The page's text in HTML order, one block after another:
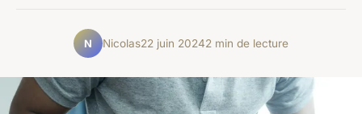
N Nicolas22 juin 20242 min de lecture